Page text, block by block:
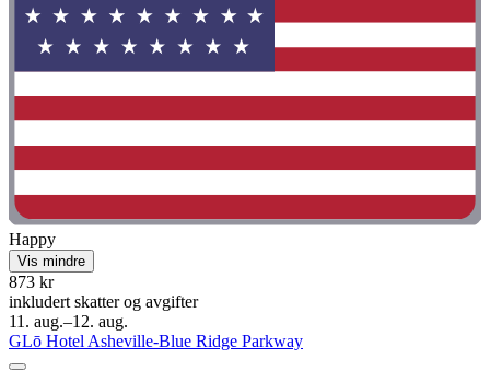
Happy
Vis mindre
873 kr
inkludert skatter og avgifter
11. aug.–12. aug.
GLō Hotel Asheville-Blue Ridge Parkway